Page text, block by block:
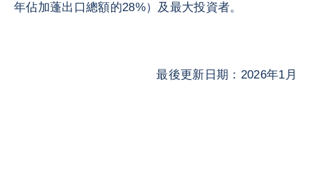
年佔加蓬出口總額的28%）及最大投資者。
最後更新日期：2026年1月